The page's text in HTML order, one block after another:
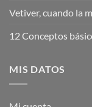
Vetiver, cuando la
12 Conceptos
MIS DATOS